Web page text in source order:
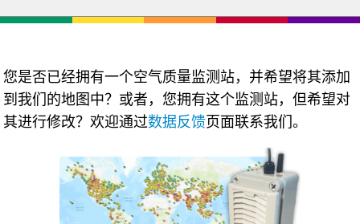
您是否已经拥有一个空气质量监测站，并希望将其添加
到我们的地图中？或者，您拥有这个监测站，但希望对
其进行修改？欢迎通过数据反馈页面联系我们。